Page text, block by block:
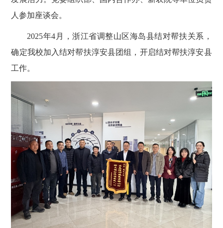
人参加座谈会。
2025年4月，浙江省调整山区海岛县结对帮扶关系，
确定我校加入结对帮扶淳安县团组，开启结对帮扶淳安县
工作。